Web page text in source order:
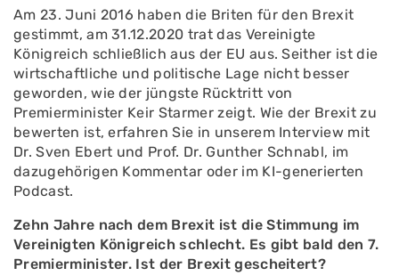
Am 23. Juni 2016 haben die Briten für den Brexit
gestimmt, am 31.12.2020 trat das Vereinigte
Königreich schließlich aus der EU aus. Seither ist die
wirtschaftliche und politische Lage nicht besser
geworden, wie der jüngste Rücktritt von
Premierminister Keir Starmer zeigt. Wie der Brexit zu
bewerten ist, erfahren Sie in unserem Interview mit
Dr. Sven Ebert und Prof. Dr. Gunther Schnabl, im
dazugehörigen Kommentar oder im KI-generierten
Podcast.
Zehn Jahre nach dem Brexit ist die Stimmung im
Vereinigten Königreich schlecht. Es gibt bald den 7.
Premierminister. Ist der Brexit gescheitert?